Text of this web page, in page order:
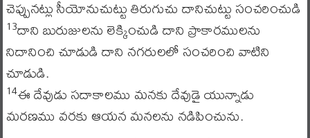
చెప్పునట్లు సీయోనుచుట్టు తిరుగుచు దానిచుట్టు సంచరించుడి
13దాని బురుజులను లెక్కించుడి దాని ప్రాకారములను
నిదానించి చూడుడి దాని నగరులలో సంచరించి వాటిని
చూడుడి.
14ఈ దేవుడు సదాకాలము మనకు దేవుడై యున్నాడు
మరణము వరకు ఆయన మనలను నడిపించును.